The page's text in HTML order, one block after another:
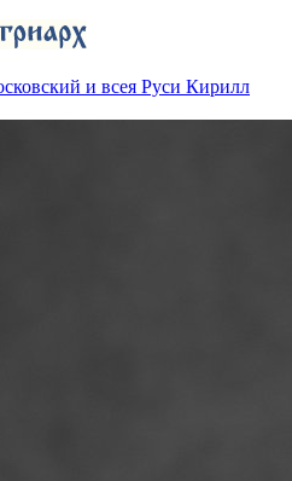
и всея Руси Кирилл